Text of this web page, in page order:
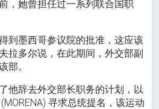
，她曾担任过一系列联合国职
到墨西哥参议院的批准，这应该
拉多尔说，在此期间，外交部副
部。
他辞去外交部长职务的计划，以
寻求总统提名，该运动